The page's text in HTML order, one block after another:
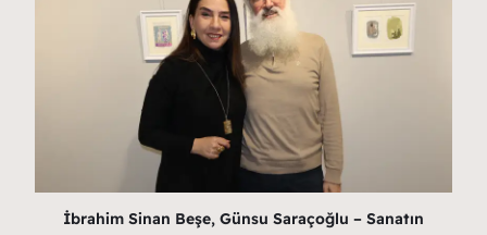
İbrahim Sinan Beşe, Günsu Saraçoğlu – Sanatın